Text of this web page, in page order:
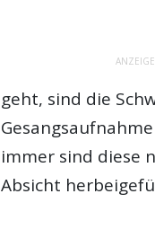
ANZEIGE
geht, sind die
immer sind diese
Absicht